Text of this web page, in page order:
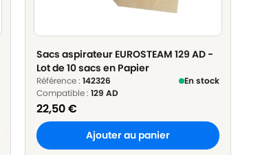
Sacs aspirateur EUROSTEAM 129 AD -
Lot de 10 sacs en Papier
Référence :142326
En stock
Compatible :129 AD
22,50€
Ajouter au panier